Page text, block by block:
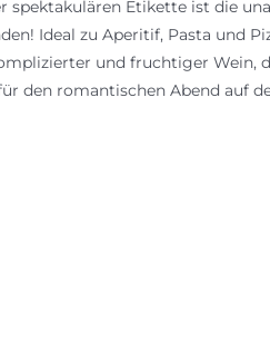
spektakulären Etikette ist die
Ideal zu Aperitif, Pasta und
und fruchtiger Wein,
den romantischen Abend auf